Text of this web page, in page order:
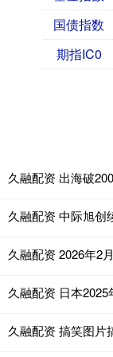
国债指数
期指IC0
久融配资 出海破
久融配资 中际旭创
久融配资 2026年2
久融配资 日本